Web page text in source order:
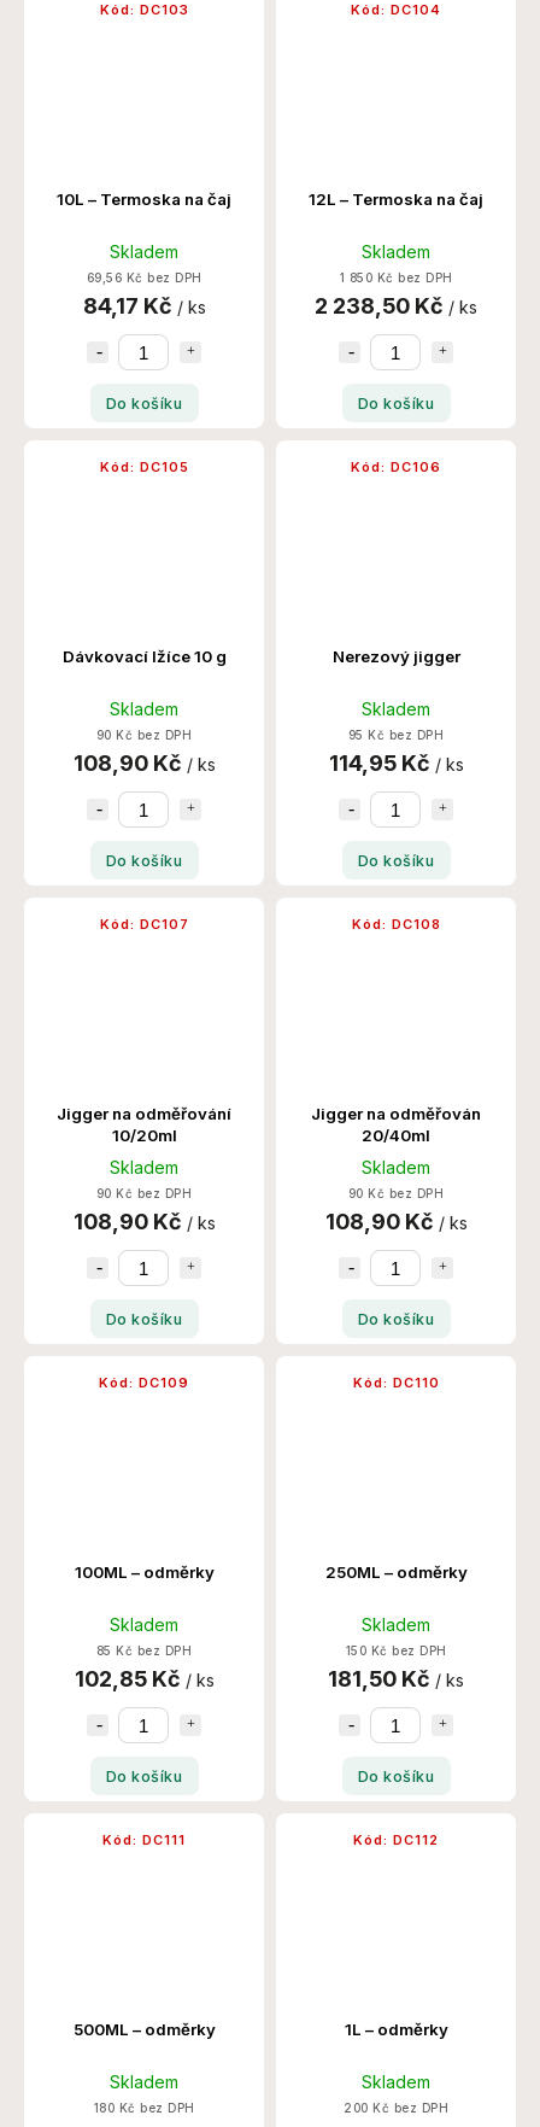
10L – Termoska na čaj
Skladem
69,56 Kč bez DPH
84,17 Kč / ks
Do košíku
Kód: DC103
12L – Termoska na čaj
Skladem
1 850 Kč bez DPH
2 238,50 Kč / ks
Do košíku
Kód: DC104
Dávkovací lžíce 10 g
Skladem
90 Kč bez DPH
108,90 Kč / ks
Do košíku
Kód: DC105
Nerezový jigger
Skladem
95 Kč bez DPH
114,95 Kč / ks
Do košíku
Kód: DC106
Jigger na odměřování
10/20ml
Skladem
90 Kč bez DPH
108,90 Kč / ks
Do košíku
Kód: DC107
Jigger na odměřován
20/40ml
Skladem
90 Kč bez DPH
108,90 Kč / ks
Do košíku
Kód: DC108
100ML – odměrky
Skladem
85 Kč bez DPH
102,85 Kč / ks
Do košíku
Kód: DC109
250ML – odměrky
Skladem
150 Kč bez DPH
181,50 Kč / ks
Do košíku
Kód: DC110
500ML – odměrky
Skladem
180 Kč bez DPH
Kód: DC111
1L – odměrky
Skladem
200 Kč bez DPH
Kód: DC112